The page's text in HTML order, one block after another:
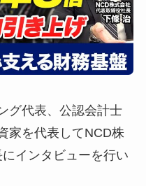
グ代表、公認会計士
家を代表してNCD株
インタビューを行い